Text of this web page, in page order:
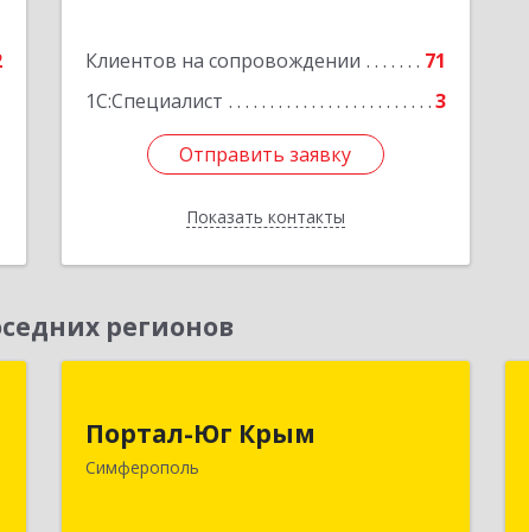
Клиентов на сопровождении
71
1С:Специалист
3
Отправить заявку
Показать контакты
Отправить заявку
Назад
регионов
Портал-Юг Крым
Симферополь
295015, Крым Респ, Симферополь г,